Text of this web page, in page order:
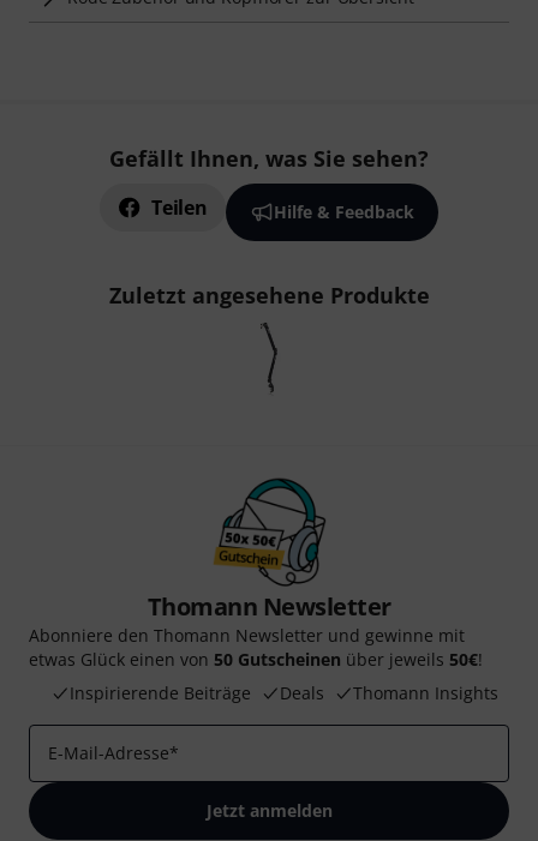
Gefällt Ihnen, was Sie sehen?
Teilen Hilfe & Feedback
Zuletzt angesehene Produkte
Thomann Newsletter
Abonniere den Thomann Newsletter und gewinne mit
etwas Glück einen von 50 Gutscheinen über jeweils 50€!
Inspirierende Beiträge
Deals Thomann Insights
E-Mail-Adresse*
Jetzt anmelden